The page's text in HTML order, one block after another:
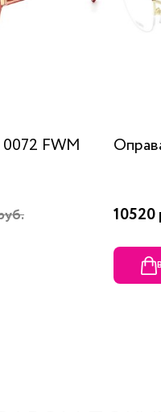
FWM
10520